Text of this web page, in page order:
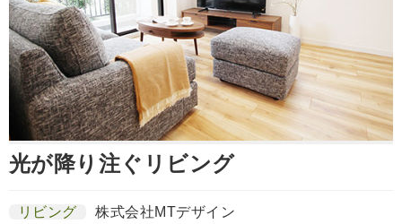
光が降り注ぐリビング
リビング 株式会社MTデザイン